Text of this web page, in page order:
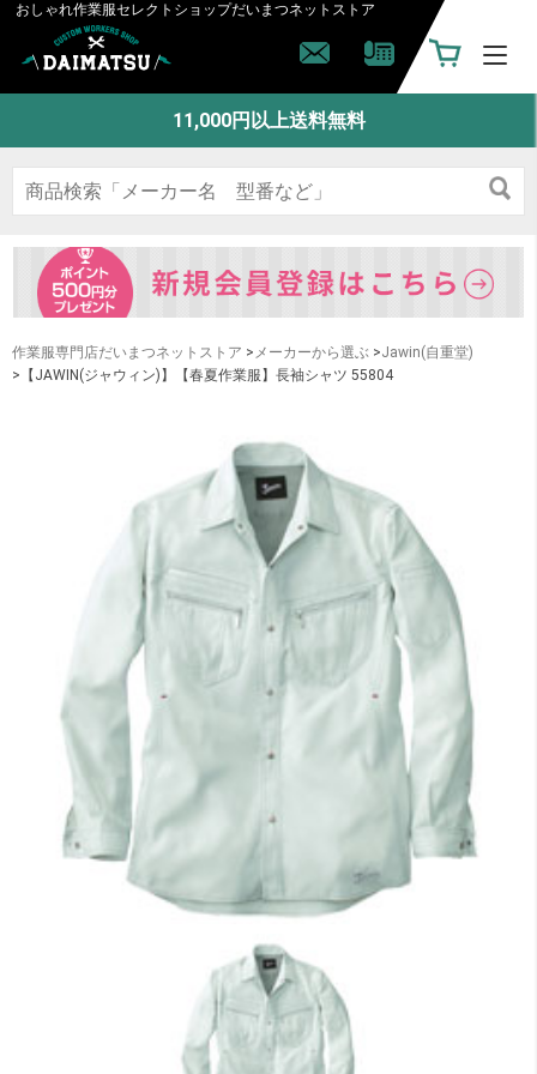
おしゃれ作業服セレクトショップだいまつネットストア
11,000円以上送料無料
作業服専門店だいまつネットストア > メーカーから選ぶ >Jawin(自重堂)
>【JAWIN(ジャウィン)】【春夏作業服】長袖シャツ 55804